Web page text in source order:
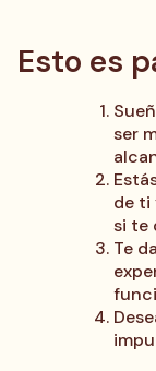
Esto es
ser
de ti
si te
Te